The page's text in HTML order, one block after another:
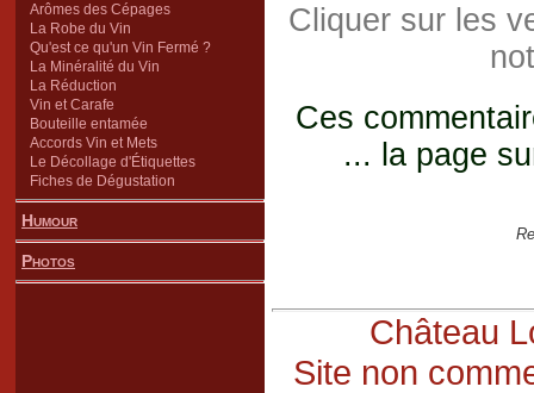
Arômes des Cépages
La Robe du Vin
Qu'est ce qu'un Vin Fermé ?
La Minéralité du Vin
La Réduction
Vin et Carafe
Bouteille entamée
Accords Vin et Mets
Le Décollage d'Étiquettes
Fiches de Dégustation
Humour
Photos
Cliquer sur les
Ces
... la page
Château
Site non